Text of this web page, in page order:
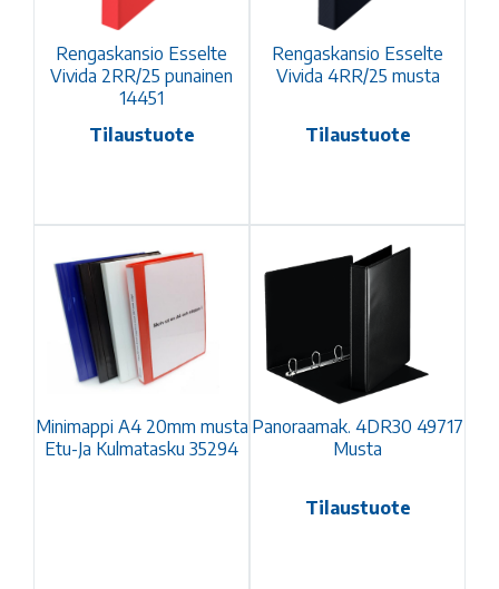
Rengaskansio Esselte
Vivida 2RR/25 punainen
14451
Tilaustuote
Rengaskansio Esselte
Vivida 4RR/25 musta
Tilaustuote
Minimappi A4 20mm musta
Etu-Ja Kulmatasku 35294
Panoraamak. 4DR30 49717
Musta
Tilaustuote